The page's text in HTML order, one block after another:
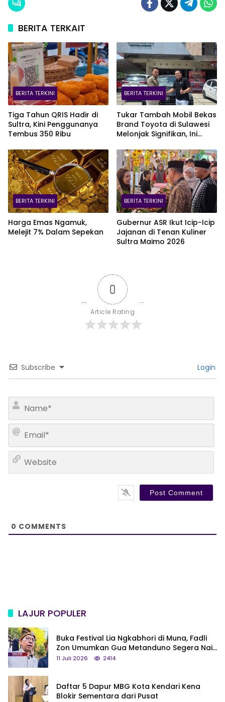
BERITA TERKAIT
BERITA TERKINI
Tiga Tahun QRIS Hadir di
Sultra, Kini Penggunanya
Tembus 350 Ribu
BERITA TERKINI
Tukar Tambah Mobil Bekas
Brand Toyota di Sulawesi
Melonjak Signifikan, Ini
BERITA TERKINI
Harga Emas Ngamuk,
Melejit 7% Dalam Sepekan
BERITA TERKINI
Gubernur ASR Ikut Icip-Icip
Jajanan di Tenan Kuliner
Sultra Maimo 2026
0
Article Rating
Subscribe Login
m
a
l
0 COMMENTS
LAJUR POPULER
Buka Festival Lia Ngkabhori di Muna, Fadli
Zon Umumkan Gua Metanduno Segera Naik
Status Jadi Cagar Budaya Nasional
11 Juli 2026 2414
Daftar 5 Dapur MBG Kota Kendari Kena
Blokir Sementara dari Pusat